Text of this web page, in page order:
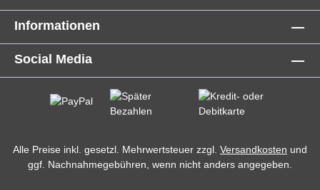
Informationen
Social Media
Alle Preise inkl. gesetzl. Mehrwertsteuer zzgl. Versandkosten und
ggf. Nachnahmegebühren, wenn nicht anders angegeben.